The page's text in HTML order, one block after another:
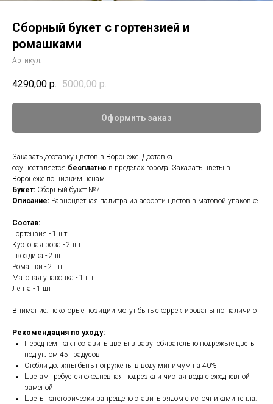
Сборный букет с гортензией и
ромашками
Артикул:
4290,00 р. 5000,00 р.
Оформить заказ
Заказать доставку цветов в Воронеже. Доставка
осуществляется бесплатно в пределах города. Заказать цветы в
Воронеже по низким ценам
Букет: Сборный букет №7
Описание: Разноцветная палитра из ассорти цветов в матовой упаковке
Состав:
Гортензия - 1 шт
Кустовая роза - 2 шт
Гвоздика - 2 шт
Ромашки - 2 шт
Матовая упаковка - 1 шт
Лента - 1 шт
Внимание: некоторые позиции могут быть скорректированы по наличию
Рекомендация по уходу:
Перед тем, как поставить цветы в вазу, обязательно подрежьте цветы
под углом 45 градусов
Стебли должны быть погружены в воду минимум на 40%
Цветам требуется ежедневная подрезка и чистая вода с ежедневной
заменой
Цветы категорически запрещено ставить рядом с источниками тепла: